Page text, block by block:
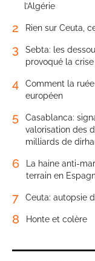
l’Algérie
2 Rien sur Ceuta,
3
Sebta: les
provoqué la
4
Comment la
européen
5
Casablanca:
valorisation des
milliards de
6
La haine anti-
terrain en
7 Ceuta: autopsie
8 Honte et colère